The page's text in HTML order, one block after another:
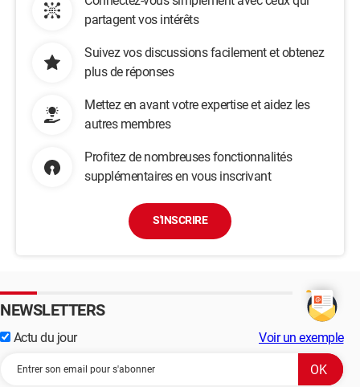
partagent vos intérêts
Suivez vos discussions facilement et obtenez
plus de réponses
Mettez en avant votre expertise et aidez les
autres membres
Profitez de nombreuses fonctionnalités
supplémentaires en vous inscrivant
S'INSCRIRE
NEWSLETTERS
Actu du jour Voir un exemple